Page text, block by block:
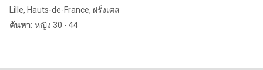
Lille, Hauts-de-France, ฝรั่งเศส
ค้นหา: หญิง 30 - 44